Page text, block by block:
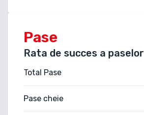
Pase
Rata de succes a paselor
Total Pase
Pase cheie